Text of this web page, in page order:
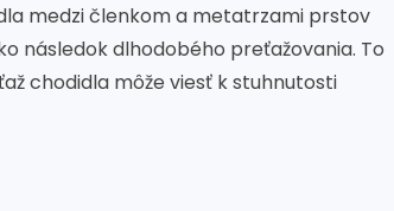
medzi členkom a metatrzami prstov
následok dlhodobého preťažovania. To
chodidla môže viesť k stuhnutosti